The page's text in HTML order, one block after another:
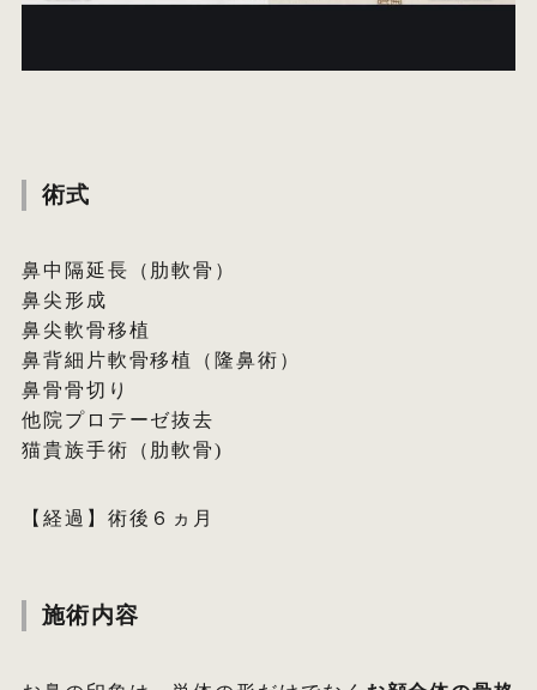
術式
鼻中隔延長（肋軟骨）
鼻尖形成
鼻尖軟骨移植
鼻背細片軟骨移植（隆鼻術）
鼻骨骨切り
他院プロテーゼ抜去
猫貴族手術（肋軟骨)
【経過】術後６ヵ月
施術内容